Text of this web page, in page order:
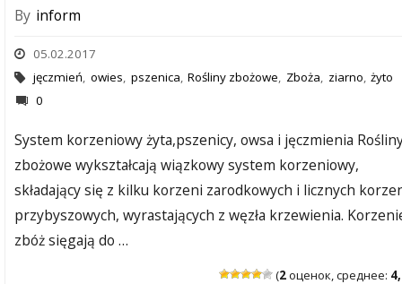
By inform
05.02.2017
jęczmień, owies, pszenica, Rośliny zbożowe, Zboża, ziarno, żyto
0
System korzeniowy żyta,pszenicy, owsa i jęczmienia
zbożowe wykształcają wiązkowy system korzeniowy,
składający się z kilku korzeni zarodkowych i licznych
przybyszowych, wyrastających z węzła krzewienia.
zbóż sięgają do …
(2оценок, среднее: